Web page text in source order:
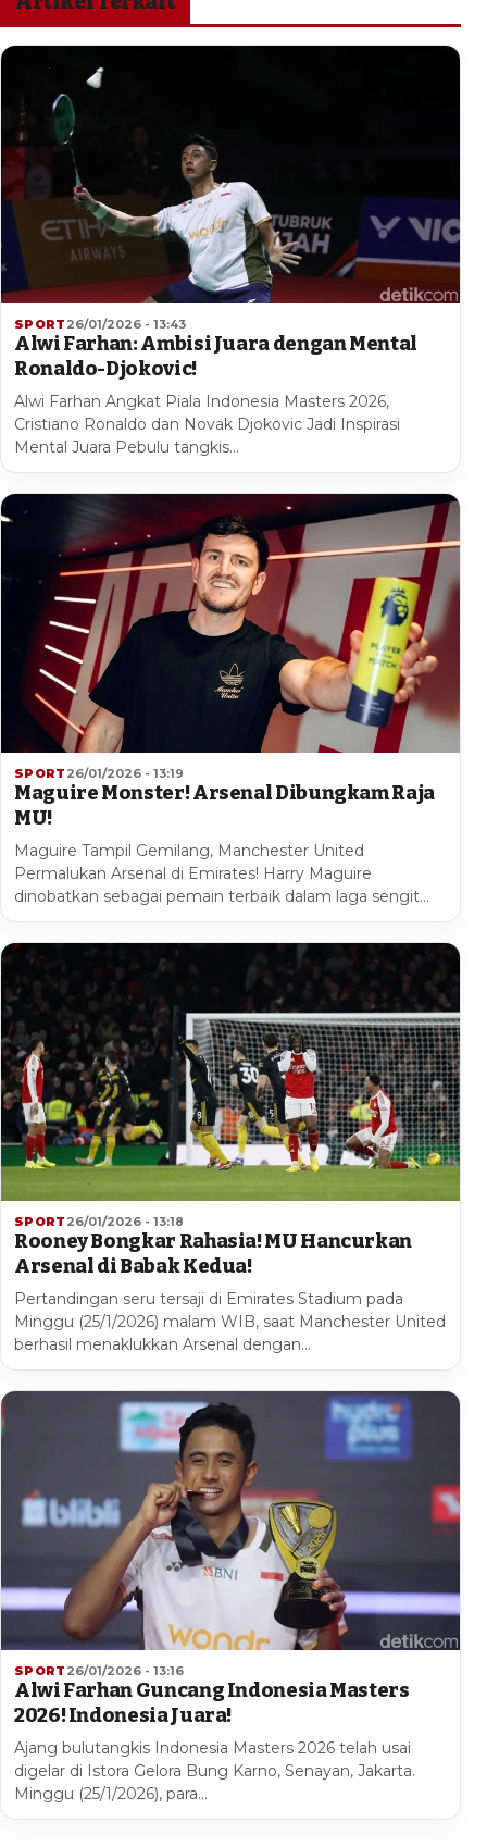
SPORT 26/01/2026 - 13:43
Alwi Farhan: Ambisi Juara dengan Mental
Ronaldo-Djokovic!
Alwi Farhan Angkat Piala Indonesia Masters 2026,
Cristiano Ronaldo dan Novak Djokovic Jadi Inspirasi
Mental Juara Pebulu tangkis…
SPORT 26/01/2026 - 13:19
Maguire Monster! Arsenal Dibungkam Raja
MU!
Maguire Tampil Gemilang, Manchester United
Permalukan Arsenal di Emirates! Harry Maguire
dinobatkan sebagai pemain terbaik dalam laga sengit…
SPORT 26/01/2026 - 13:18
Rooney Bongkar Rahasia! MU Hancurkan
Arsenal di Babak Kedua!
Pertandingan seru tersaji di Emirates Stadium pada
Minggu (25/1/2026) malam WIB, saat Manchester United
berhasil menaklukkan Arsenal dengan…
SPORT 26/01/2026 - 13:16
Alwi Farhan Guncang Indonesia Masters
2026! Indonesia Juara!
Ajang bulutangkis Indonesia Masters 2026 telah usai
digelar di Istora Gelora Bung Karno, Senayan, Jakarta.
Minggu (25/1/2026), para…